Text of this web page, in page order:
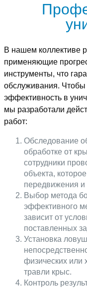
В нашем коллективе
применяющие
инструменты, что
обслуживания. Чтобы
эффективность в
мы разработали
работ:
Обследование
обработке от
сотрудники
объекта,
передвижения и
Выбор метода
эффективного
зависит от
поставленных
Установка
физических или
травли крыс.
Контроль